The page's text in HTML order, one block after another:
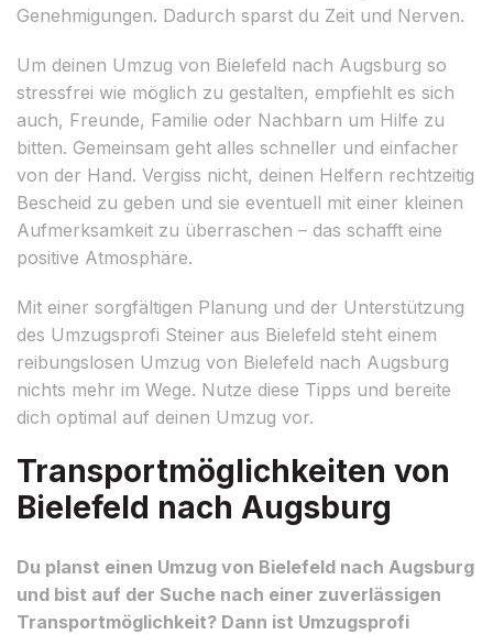
Genehmigungen. Dadurch sparst du Zeit und Nerven.
Um deinen Umzug von Bielefeld nach Augsburg so
stressfrei wie möglich zu gestalten, empfiehlt es sich
auch, Freunde, Familie oder Nachbarn um Hilfe zu
bitten. Gemeinsam geht alles schneller und einfacher
von der Hand. Vergiss nicht, deinen Helfern rechtzeitig
Bescheid zu geben und sie eventuell mit einer kleinen
Aufmerksamkeit zu überraschen – das schafft eine
positive Atmosphäre.
Mit einer sorgfältigen Planung und der Unterstützung
des Umzugsprofi Steiner aus Bielefeld steht einem
reibungslosen Umzug von Bielefeld nach Augsburg
nichts mehr im Wege. Nutze diese Tipps und bereite
dich optimal auf deinen Umzug vor.
Transportmöglichkeiten von
Bielefeld nach Augsburg
Du planst einen Umzug von Bielefeld nach Augsburg
und bist auf der Suche nach einer zuverlässigen
Transportmöglichkeit? Dann ist Umzugsprofi